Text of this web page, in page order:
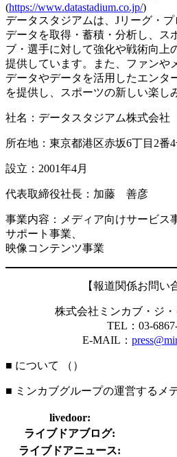
(https://www.datastadium.co.jp/)
データスタジアムは、Jリーグ・
データを取得・蓄積・分析し、ス
ブ・選手に対して強化や戦術向上
提供しています。また、ファンや
データやデータを活用したエンタ
を提供し、スポーツの新しい楽し
社名：データスタジアム株式会社
所在地：東京都港区赤坂6丁目2番
設立：2001年4月
代表取締役社長：加藤 善彦
事業内容：メディア向けサービス
サポート事業、
映像コンテンツ事業
【報道関係お問い
株式会社ミンカブ・ジ
TEL：03-
E-MAIL：
■ について （ ）
■ ミンカブグループの運営するメ
livedoor:
ライブドアブログ:
ライブドアニュース: